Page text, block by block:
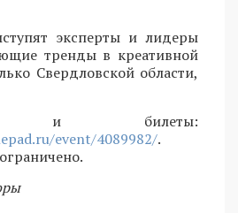
эксперты и лидеры
тренды в креативной
Свердловской области,
и билеты:
event/4089982/.